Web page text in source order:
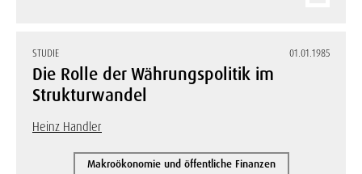
STUDIE 01.01.1985
Die Rolle der Währungspolitik im
Strukturwandel
Heinz Handler
Makroökonomie und öffentliche Finanzen